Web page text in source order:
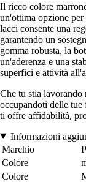
Il ricco colore
un'ottima opzione
lacci consente una
garantendo un
gomma robusta, la
un'aderenza e una
superfici e attività
Che tu stia lavorando
occupandoti delle
ti offre affidabilità,
Informazioni
Marchio
Colore
Colore